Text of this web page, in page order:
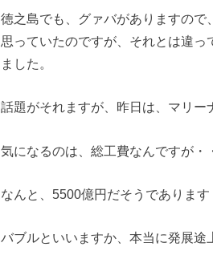
徳之島でも、グァバがありますので
思っていたのですが、それとは違
ました。
話題がそれますが、昨日は、マリー
気になるのは、総工費なんですが・
なんと、5500億円だそうであります
バブルといいますか、本当に発展途